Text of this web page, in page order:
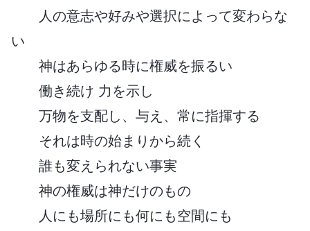
人の意志や好みや選択によって変わらな
い
神はあらゆる時に権威を振るい
働き続け 力を示し
万物を支配し、与え、常に指揮する
それは時の始まりから続く
誰も変えられない事実
神の権威は神だけのもの
人にも場所にも何にも空間にも